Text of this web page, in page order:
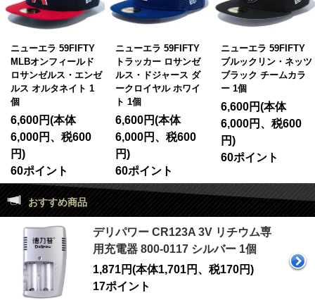
ニューエラ 59FIFTY
MLBオンフィールド
ロサンゼルス・エンゼ
ルス オルタネイト 1
個
6,600円(本体
6,000円、税600
円)
60ポイント
ニューエラ 59FIFTY
トラッカー ロサンゼ
ルス・ドジャース ダ
ークロイヤル ホワイ
ト 1個
6,600円(本体
6,000円、税600
円)
60ポイント
ニューエラ 59FIFTY
ブルックリン・ネッツ
ブラック チームカラ
ー 1個
6,600円(本体
6,000円、税600
円)
60ポイント
おすすめ商品
デリパワー CR123A 3V リチウム専
用充電器 800-0117 シルバー 1個
1,871円(本体1,701円、税170円)
17ポイント